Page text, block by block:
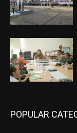
POPULAR